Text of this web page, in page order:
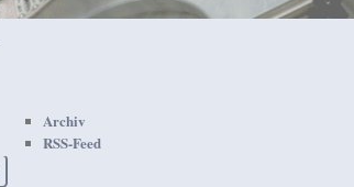
Archiv
RSS-Feed